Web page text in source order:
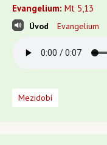
Evangelium: Mt 5,13
Úvod Evangelium
Mezidobí